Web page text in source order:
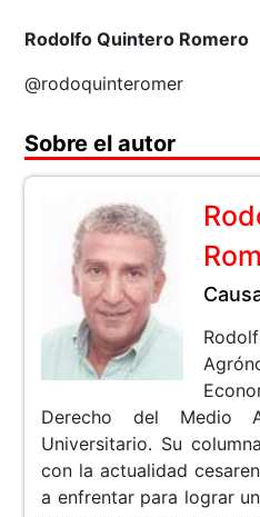
Rodolfo Quintero Romero
@rodoquinteromer
Sobre el autor
Derecho del Medio
Universitario. Su
con la actualidad
a enfrentar para lograr